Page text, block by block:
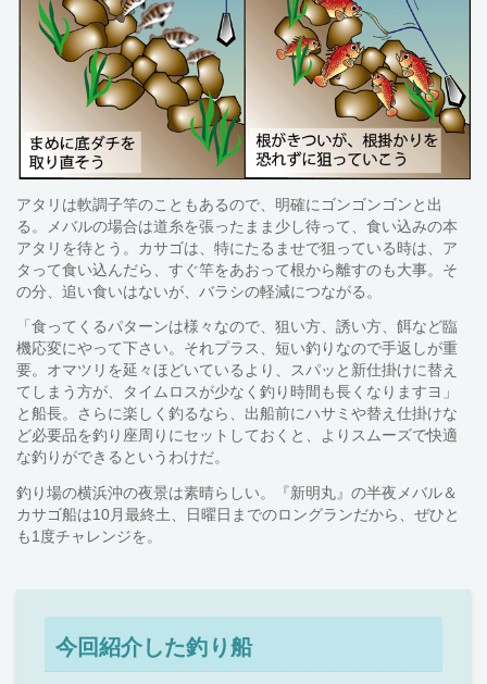
アタリは軟調子竿のこともあるので、明確にゴンゴンゴンと出
る。メバルの場合は道糸を張ったまま少し待って、食い込みの本
アタリを待とう。カサゴは、特にたるませで狙っている時は、ア
タって食い込んだら、すぐ竿をあおって根から離すのも大事。そ
の分、追い食いはないが、バラシの軽減につながる。
「食ってくるパターンは様々なので、狙い方、誘い方、餌など臨
機応変にやって下さい。それプラス、短い釣りなので手返しが重
要。オマツリを延々ほどいているより、スパッと新仕掛けに替え
てしまう方が、タイムロスが少なく釣り時間も長くなりますヨ」
と船長。さらに楽しく釣るなら、出船前にハサミや替え仕掛けな
ど必要品を釣り座周りにセットしておくと、よりスムーズで快適
な釣りができるというわけだ。
釣り場の横浜沖の夜景は素晴らしい。『新明丸』の半夜メバル＆
カサゴ船は10月最終土、日曜日までのロングランだから、ぜひと
も1度チャレンジを。
今回紹介した釣り船